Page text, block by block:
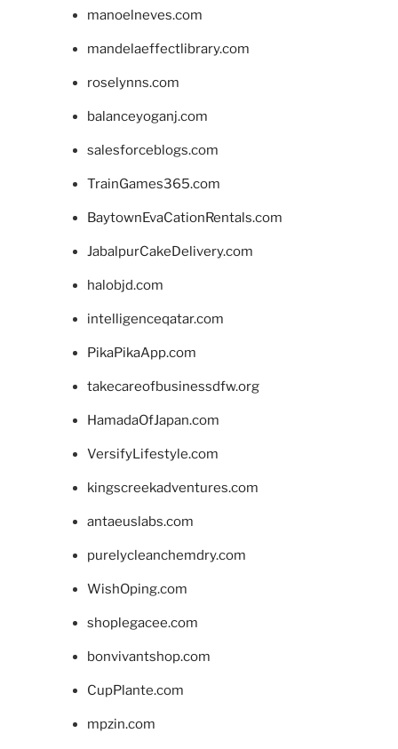
manoelneves.com
mandelaeffectlibrary.com
roselynns.com
balanceyoganj.com
salesforceblogs.com
TrainGames365.com
BaytownEvaCationRentals.com
JabalpurCakeDelivery.com
halobjd.com
intelligenceqatar.com
PikaPikaApp.com
takecareofbusinessdfw.org
HamadaOfJapan.com
VersifyLifestyle.com
kingscreekadventures.com
antaeuslabs.com
purelycleanchemdry.com
WishOping.com
shoplegacee.com
bonvivantshop.com
CupPlante.com
mpzin.com